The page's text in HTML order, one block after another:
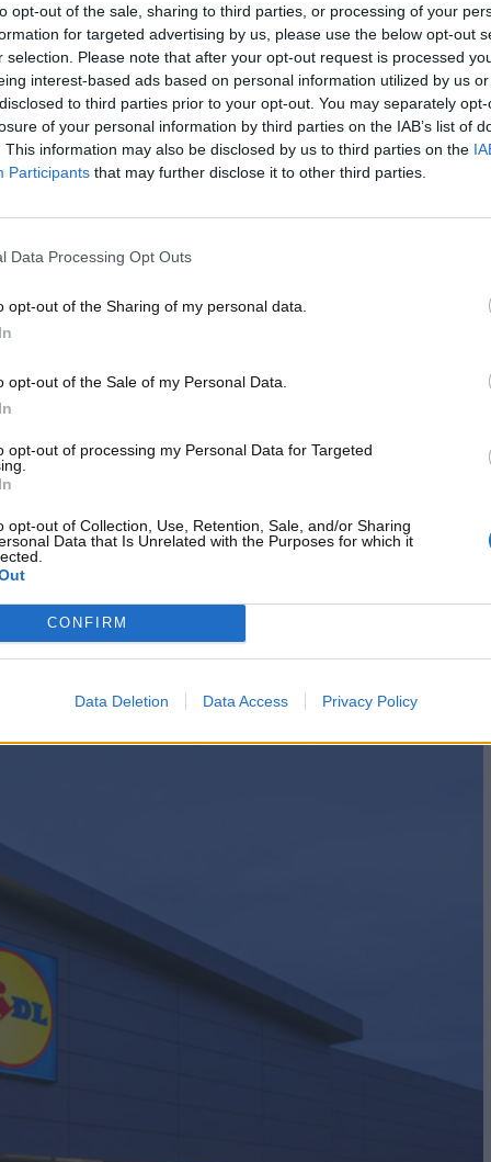
opt-out of the sale, sharing to third parties, or processing of your
for targeted advertising by us, please use the below opt-out
selection. Please note that after your opt-out request is processed
interest-based ads based on personal information utilized by us
to third parties prior to your opt-out. You may separately
of your personal information by third parties on the IAB’s list of
This information may also be disclosed by us to third parties on the
Participants that may further disclose it to other third parties.
Data Processing Opt Outs
opt-out of the Sharing of my personal data.
opt-out of the Sale of my Personal Data.
opt-out of processing my Personal Data for Targeted
opt-out of Collection, Use, Retention, Sale, and/or Sharing
Data that Is Unrelated with the Purposes for which it
CONFIRM
Data Deletion Data Access Privacy Policy
che ormai è presente in tantissimi Paesi in tutto il mondo.
degli anni ’90 e sono tantissime le persone che
alimentare, ma non solo. Da LIDL, infatti, sono
in vari ambiti e settori
sarà possibile accaparrarsi dei prodotti specifici per
a dire uno spray protettivo e uno sciogliruggine. E tutto
UV e, in generale, dalle sostanze chimiche.
che serve per rimuovere la ruggine superficiale dalle
per togliere la ruggine anche su varie componenti
dai dischi freno, dalle viti, dalla parte inferiore delle
presente nei vari punti vendita LIDL a partire
per la manutenzione della macchina.
auto a prezzi mai visti da
un normale processo di ossidazione dovuto all’entrata
il ferro, vale a dire con gli elementi maggiormente
di manutenzione può portare alla formazione eccessiva di